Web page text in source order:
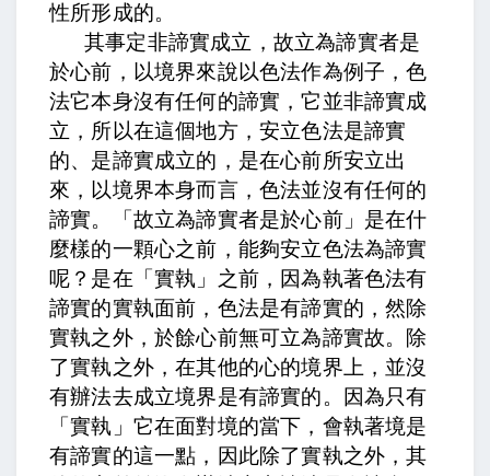
性所形成的。
其事定非諦實成立，故立為諦實者是
於心前， 以境界來說以色法作為例子，色
法它本身沒有任何的諦實，它並非諦實成
立，所以在這個地方，安立色法是諦實
的、是諦實成立的，是在心前所安立出
來，以境界本身而言，色法並沒有任何的
諦實。「故立為諦實者是於心前」是在什
麼樣的一顆心之前，能夠安立色法為諦實
呢？是在「實執」之前，因為執著色法有
諦實的實執面前，色法是有諦實的，然除
實執之外，於餘心前無可立為諦實故。 除
了實執之外，在其他的心的境界上，並沒
有辦法去成立境界是有諦實的。因為只有
「實執」它在面對境的當下，會執著境是
有諦實的這一點，因此除了實執之外，其